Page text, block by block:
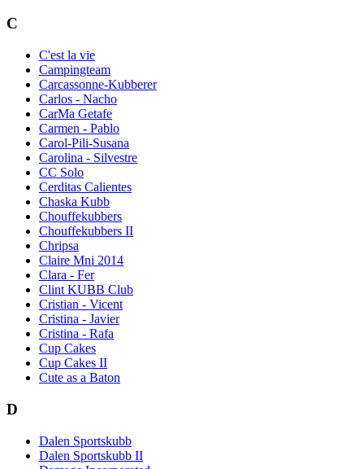
C
C'est la vie
Campingteam
Carcassonne-Kubberer
Carlos - Nacho
CarMa Getafe
Carmen - Pablo
Carol-Pili-Susana
Carolina - Silvestre
CC Solo
Cerditas Calientes
Chaska Kubb
Chouffekubbers
Chouffekubbers II
Chripsa
Claire Mni 2014
Clara - Fer
Clint KUBB Club
Cristian - Vicent
Cristina - Javier
Cristina - Rafa
Cup Cakes
Cup Cakes II
Cute as a Baton
D
Dalen Sportskubb
Dalen Sportskubb II